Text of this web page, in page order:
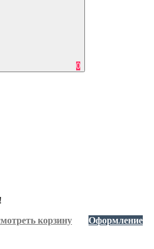
0
корзину
Оформление